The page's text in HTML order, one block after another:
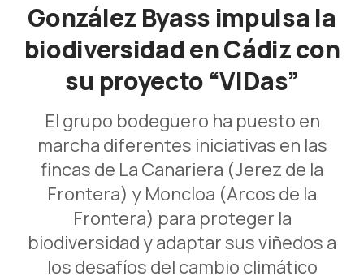
González Byass impulsa la
biodiversidad en Cádiz con
su proyecto “VIDas”
El grupo bodeguero ha puesto en
marcha diferentes iniciativas en las
fincas de La Canariera (Jerez de la
Frontera) y Moncloa (Arcos de la
Frontera) para proteger la
biodiversidad y adaptar sus viñedos a
los desafíos del cambio climático